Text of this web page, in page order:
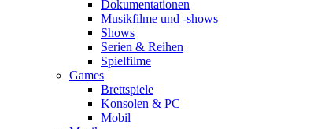
Dokumentationen
Musikfilme und -shows
Shows
Serien & Reihen
Spielfilme
Games
Brettspiele
Konsolen & PC
Mobil